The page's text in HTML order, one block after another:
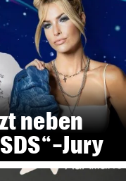
neben
Jury